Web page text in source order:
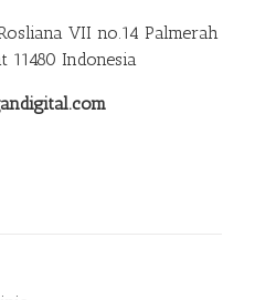
VII no.14 Palmerah
11480 Indonesia